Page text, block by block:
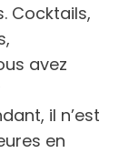
Cocktails,
avez
il n’est
en